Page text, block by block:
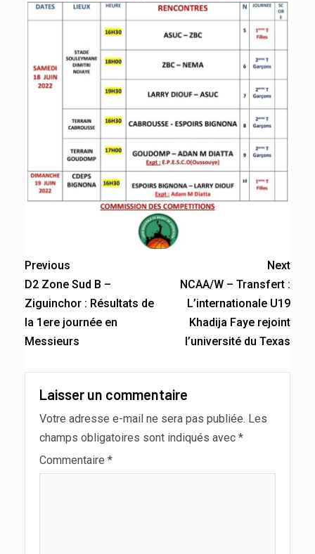
Previous
D2 Zone Sud B –
Ziguinchor : Résultats de
la 1ere journée en
Messieurs
Next
NCAA/W – Transfert :
L’internationale U19
Khadija Faye rejoint
l’université du Texas
Laisser un commentaire
Votre adresse e-mail ne sera pas publiée. Les
champs obligatoires sont indiqués avec *
Commentaire *